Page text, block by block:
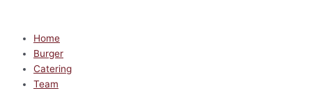
Home
Burger
Catering
Team